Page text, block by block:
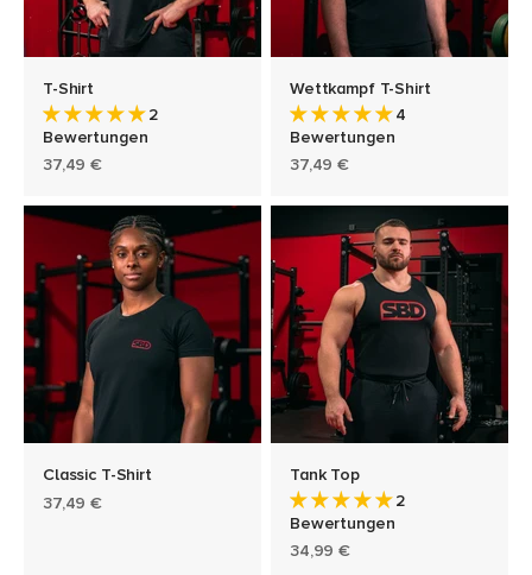
T-Shirt
2
Bewertungen
Angebot
37,49 €
Wettkampf T-Shirt
4
Bewertungen
Angebot
37,49 €
Classic T-Shirt
Angebot
37,49 €
Tank Top
2
Bewertungen
Angebot
34,99 €